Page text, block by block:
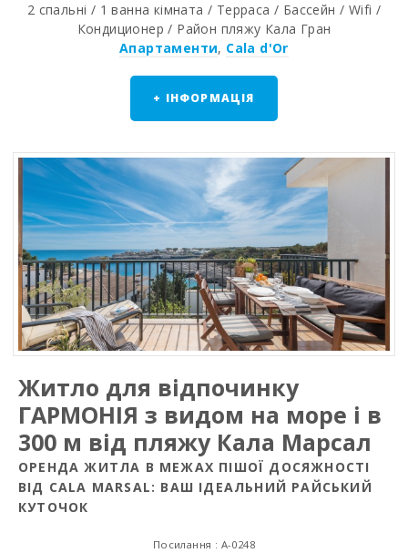
2 спальнi / 1 ванна кiмната / Терраса / Бассейн / Wifi /
Кондиционер / Район пляжy Кала Гран
Апартаменти, Cala d'Or
+ ІНФОРМАЦІЯ
Житло для відпочинку
ГАРМОНIЯ з видом на море і в
300 м від пляжу Кала Марсал
ОРЕНДА ЖИТЛА В МЕЖАХ ПІШОЇ ДОСЯЖНОСТІ
ВІД CALA MARSAL: ВАШ ІДЕАЛЬНИЙ РАЙСЬКИЙ
КУТОЧОК
Посилання : A-0248